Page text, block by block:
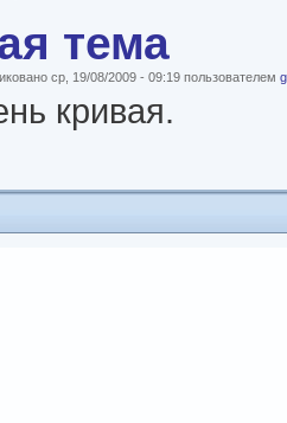
тема
ср, 19/08/2009 - 09:19 пользователем
кривая.